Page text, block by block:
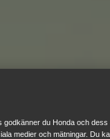
du Honda och
medier och mätningar. Du